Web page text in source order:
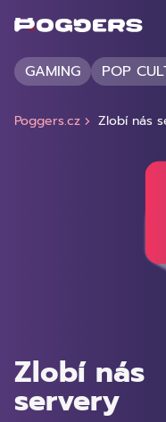
GAMING POP
Poggers.cz Zlobí nás
Zlobí nás
servery